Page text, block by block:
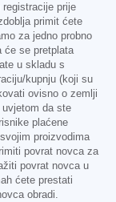
prije
primit ćete
za jedno probno
će se pretplata
u skladu s
kupnju (koji su
ovisno o zemlji
da ste
plaćene
proizvodima
povrat novca za
povrat novca u
ćete prestati
obradi.